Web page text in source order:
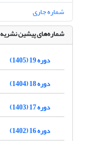
شماره جاری
شماره‌های پیشین نشریه
دوره 19 (1405)
دوره 18 (1404)
دوره 17 (1403)
دوره 16 (1402)